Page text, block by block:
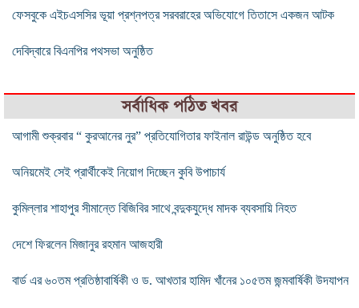
ফেসবুকে এইচএসসির ভূয়া প্রশ্নপত্র সরবরাহের অভিযোগে তিতাসে একজন আটক
দেবিদ্বারে বিএনপির পথসভা অনুষ্ঠিত
সর্বাধিক পঠিত খবর
আগামী শুক্রবার “ কুরআনের নুর” প্রতিযোগিতার ফাইনাল রাউন্ড অনুষ্ঠিত হবে
অনিয়মেই সেই প্রার্থীকেই নিয়োগ দিচ্ছেন কুবি উপাচার্য
কুমিল্লার শাহাপুর সীমান্তে বিজিবির সাথে বন্দুকযুদ্ধে মাদক ব্যবসায়ি নিহত
দেশে ফিরলেন মিজানুর রহমান আজহারী
বার্ড এর ৬০তম প্রতিষ্ঠাবার্ষিকী ও ড. আখতার হামিদ খাঁনের ১০৫তম জন্মবার্ষিকী উদযাপন